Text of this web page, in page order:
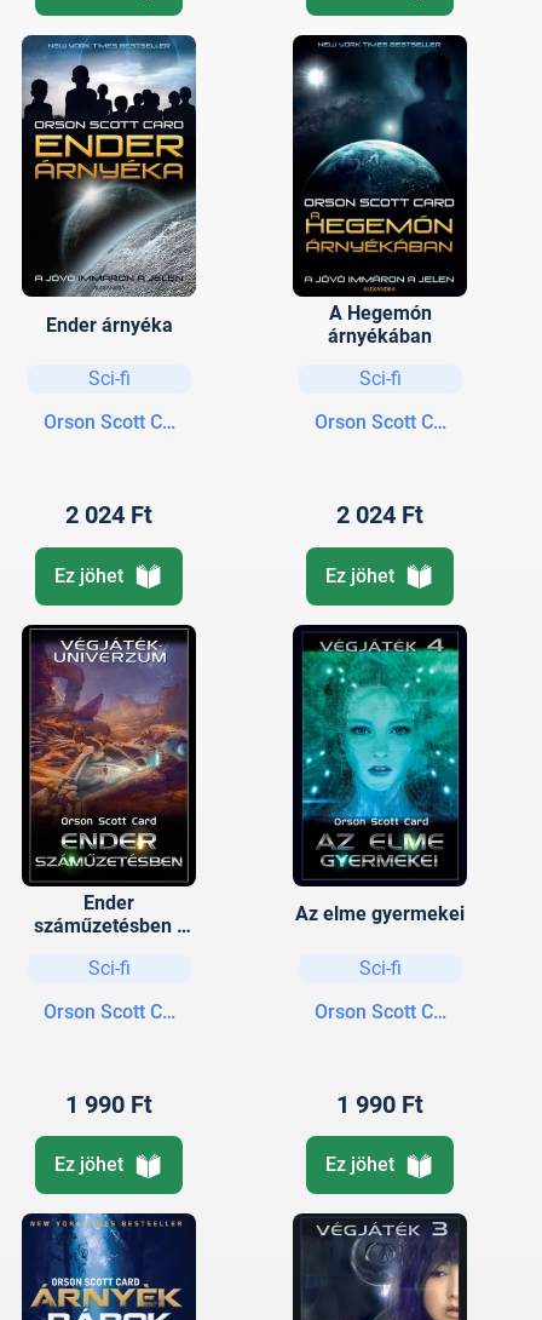
Ender árnyéka
Sci-fi
Orson Scott Card
2 024 Ft
Ez jöhet
A Hegemón
árnyékában
Sci-fi
Orson Scott Card
2 024 Ft
Ez jöhet
Ender
száműzetésben -
Sci-fi
Orson Scott Card
1 990 Ft
Ez jöhet
Az elme gyermekei
Sci-fi
Orson Scott Card
1 990 Ft
Ez jöhet